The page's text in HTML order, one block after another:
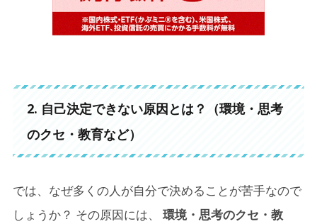
2. 自己決定できない原因とは？（環境・思考
のクセ・教育など）
では、なぜ多くの人が自分で決めることが苦手なので
しょうか？ その原因には、 環境・思考のクセ・教